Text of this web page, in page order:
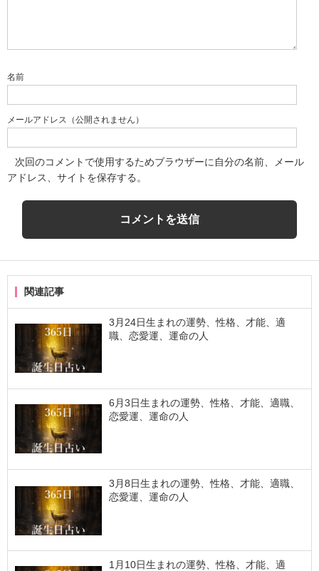
名前
メールアドレス（公開されません）
次回のコメントで使用するためブラウザーに自分の名前、メール
アドレス、サイトを保存する。
関連記事
3月24日生まれの運勢、性格、才能、適
職、恋愛運、運命の人
6月3日生まれの運勢、性格、才能、適職、
恋愛運、運命の人
3月8日生まれの運勢、性格、才能、適職、
恋愛運、運命の人
1月10日生まれの運勢、性格、才能、適